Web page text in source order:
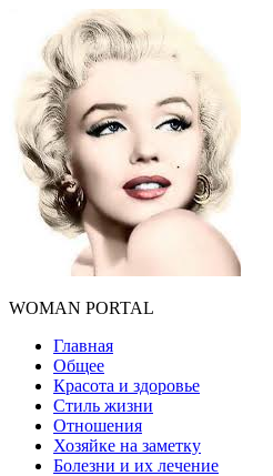
WOMAN PORTAL
Главная
Общее
Красота и здоровье
Стиль жизни
Отношения
Хозяйке на заметку
Болезни и их лечение